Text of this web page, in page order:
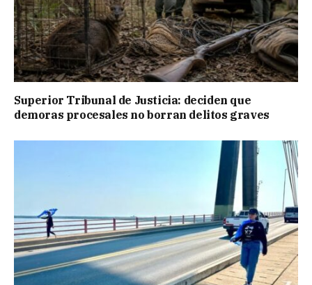
Superior Tribunal de Justicia: deciden que
demoras procesales no borran delitos graves